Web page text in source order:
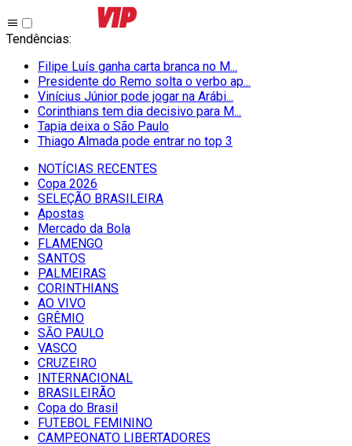
Tendências:
Filipe Luís ganha carta branca no M...
Presidente do Remo solta o verbo ap...
Vinícius Júnior pode jogar na Arábi...
Corinthians tem dia decisivo para M...
Tapia deixa o São Paulo
Thiago Almada pode entrar no top 3
NOTÍCIAS RECENTES
Copa 2026
SELEÇÃO BRASILEIRA
Apostas
Mercado da Bola
FLAMENGO
SANTOS
PALMEIRAS
CORINTHIANS
AO VIVO
GRÊMIO
SĀO PAULO
VASCO
CRUZEIRO
INTERNACIONAL
BRASILEIRÃO
Copa do Brasil
FUTEBOL FEMININO
CAMPEONATO LIBERTADORES